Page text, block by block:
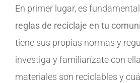
En primer lugar, es
reglas de reciclaje en tu
tiene sus propias normas y
investiga y familiarízate con
materiales son reciclables y